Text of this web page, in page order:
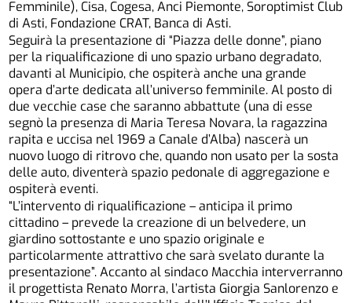
Femminile), Cisa, Cogesa, Anci Piemonte, Soroptimist Club
di Asti, Fondazione CRAT, Banca di Asti.
Seguirà la presentazione di “Piazza delle donne”, piano
per la riqualificazione di uno spazio urbano degradato,
davanti al Municipio, che ospiterà anche una grande
opera d’arte dedicata all’universo femminile. Al posto di
due vecchie case che saranno abbattute (una di esse
segnò la presenza di Maria Teresa Novara, la ragazzina
rapita e uccisa nel 1969 a Canale d’Alba) nascerà un
nuovo luogo di ritrovo che, quando non usato per la sosta
delle auto, diventerà spazio pedonale di aggregazione e
ospiterà eventi.
“L’intervento di riqualificazione – anticipa il primo
cittadino – prevede la creazione di un belvedere, un
giardino sottostante e uno spazio originale e
particolarmente attrattivo che sarà svelato durante la
presentazione”. Accanto al sindaco Macchia interverranno
il progettista Renato Morra, l’artista Giorgia Sanlorenzo e